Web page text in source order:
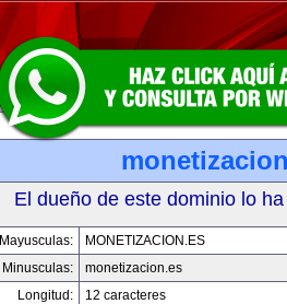
El dueño de este dominio lo
Mayusculas:
MONETIZACION.ES
Minusculas:
monetizacion.es
Longitud:
12 caracteres